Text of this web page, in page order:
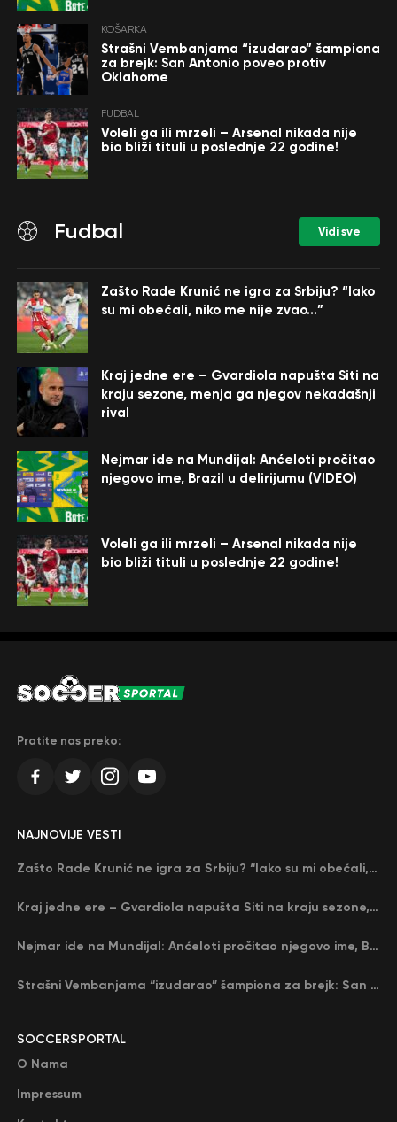
KOŠARKA
Strašni Vembanjama “izudarao” šampiona
za brejk: San Antonio poveo protiv
Oklahome
FUDBAL
Voleli ga ili mrzeli – Arsenal nikada nije
bio bliži tituli u poslednje 22 godine!
Fudbal Vidi sve
Zašto Rade Krunić ne igra za Srbiju? “Iako
su mi obećali, niko me nije zvao…”
Kraj jedne ere – Gvardiola napušta Siti na
kraju sezone, menja ga njegov nekadašnji
rival
Nejmar ide na Mundijal: Anćeloti pročitao
njegovo ime, Brazil u delirijumu (VIDEO)
Voleli ga ili mrzeli – Arsenal nikada nije
bio bliži tituli u poslednje 22 godine!
Pratite nas preko:
SOCCERSPORTAL
O Nama
Impressum
NAJNOVIJE VESTI
Zašto Rade Krunić ne igra za Srbiju? “Iako su mi obećali, niko me nije zvao…”
Kraj jedne ere – Gvardiola napušta Siti na kraju sezone, menja ga njegov nekadašnji rival
Nejmar ide na Mundijal: Anćeloti pročitao njegovo ime, Brazil u delirijumu (VIDEO)
Strašni Vembanjama “izudarao” šampiona za brejk: San Antonio poveo protiv Oklahome